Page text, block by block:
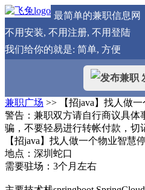
最简单的兼职信息网
不用安装, 不用注册, 不用登陆
我们给你的就是: 简单, 方便
兼职广场 >> 【招java】找人做
警告：兼职双方请自行商议具体
骗，不要轻易进行转帐付款，切
【招java】找人做一个物业智慧
地点：深圳蛇口
需要驻场：3个月左右